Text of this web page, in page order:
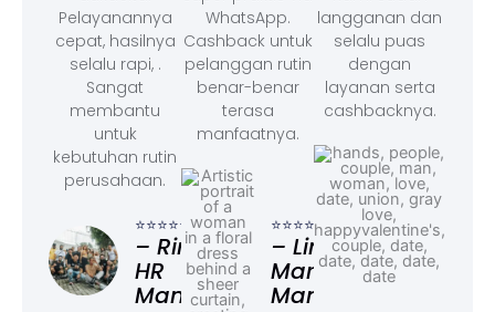
Pelayanannya
cepat, hasilnya
selalu rapi, .
Sangat
membantu
untuk
kebutuhan rutin
perusahaan.
⭐⭐⭐⭐⭐
– Rina,
HR
Manager
WhatsApp.
Cashback untuk
pelanggan rutin
benar-benar
terasa
manfaatnya.
⭐⭐⭐⭐⭐
– Linda,
Marketing
Manager
langganan dan
selalu puas
dengan
layanan serta
cashbacknya.